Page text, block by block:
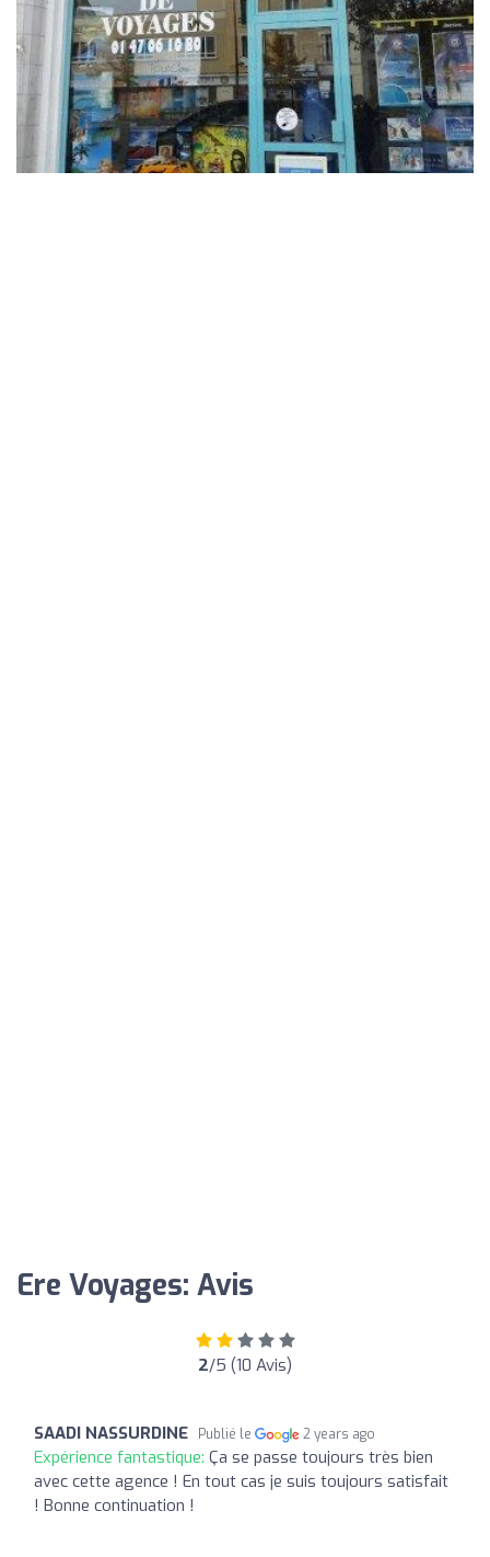
Ere Voyages: Avis
2/5 (10 Avis)
SAADI NASSURDINE Publié le 2 years ago
Expérience fantastique: Ça se passe toujours très bien
avec cette agence ! En tout cas je suis toujours satisfait
! Bonne continuation !